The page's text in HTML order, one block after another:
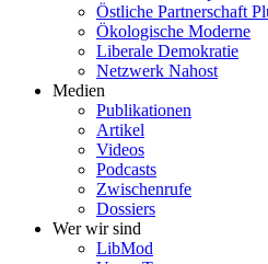
Östliche Partner­schaft
Ökolo­gische Moderne
Liberale Demokratie
Netzwerk Nahost
Medien
Publi­ka­tionen
Artikel
Videos
Podcasts
Zwischenrufe
Dossiers
Wer wir sind
LibMod